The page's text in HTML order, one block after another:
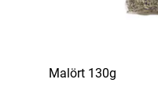
Malört 130g